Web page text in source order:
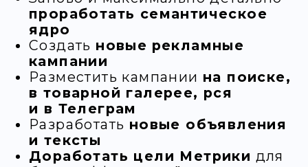
Дальнейшее
развитие
В результате собрано и проработано
более 1000 ключевых слов, а также
сформировано в процессе более 400
минус-фраз для фильтрации запросов
на Поиске.